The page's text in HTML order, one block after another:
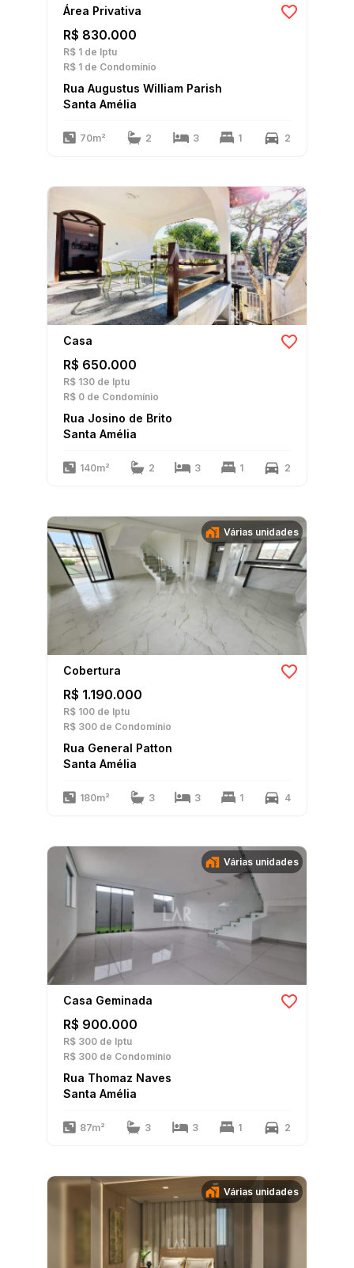
Área Privativa
R$ 830.000
R$ 1 de Iptu
R$ 1 de Condomínio
Rua Augustus William Parish
Santa Amélia
70m² 2 3 1 2
Casa
R$ 650.000
R$ 130 de Iptu
R$ 0 de Condomínio
Rua Josino de Brito
Santa Amélia
140m² 2 3 1 2
Várias unidades
Cobertura
R$ 1.190.000
R$ 100 de Iptu
R$ 300 de Condomínio
Rua General Patton
Santa Amélia
180m² 3 3 1 4
Várias unidades
Casa Geminada
R$ 900.000
R$ 300 de Iptu
R$ 300 de Condomínio
Rua Thomaz Naves
Santa Amélia
87m² 3 3 1 2
Várias unidades